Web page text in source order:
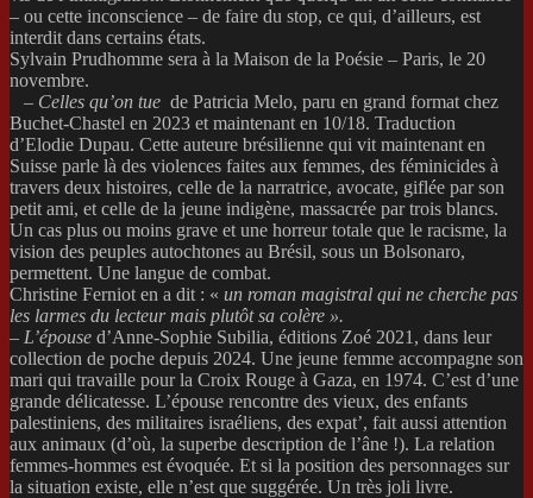
– ou cette inconscience – de faire du stop, ce qui, d’ailleurs, est
interdit dans certains états.
Sylvain Prudhomme sera à la Maison de la Poésie – Paris, le 20
novembre.
– Celles qu’on tue de Patricia Melo, paru en grand format chez
Buchet-Chastel en 2023 et maintenant en 10/18. Traduction
d’Elodie Dupau. Cette auteure brésilienne qui vit maintenant en
Suisse parle là des violences faites aux femmes, des féminicides à
travers deux histoires, celle de la narratrice, avocate, giflée par son
petit ami, et celle de la jeune indigène, massacrée par trois blancs.
Un cas plus ou moins grave et une horreur totale que le racisme, la
vision des peuples autochtones au Brésil, sous un Bolsonaro,
permettent. Une langue de combat.
Christine Ferniot en a dit : « un roman magistral qui ne cherche pas
les larmes du lecteur mais plutôt sa colère ».
– L’épouse d’Anne-Sophie Subilia, éditions Zoé 2021, dans leur
collection de poche depuis 2024. Une jeune femme accompagne son
mari qui travaille pour la Croix Rouge à Gaza, en 1974. C’est d’une
grande délicatesse. L’épouse rencontre des vieux, des enfants
palestiniens, des militaires israéliens, des expat’, fait aussi attention
aux animaux (d’où, la superbe description de l’âne !). La relation
femmes-hommes est évoquée. Et si la position des personnages sur
la situation existe, elle n’est que suggérée. Un très joli livre.